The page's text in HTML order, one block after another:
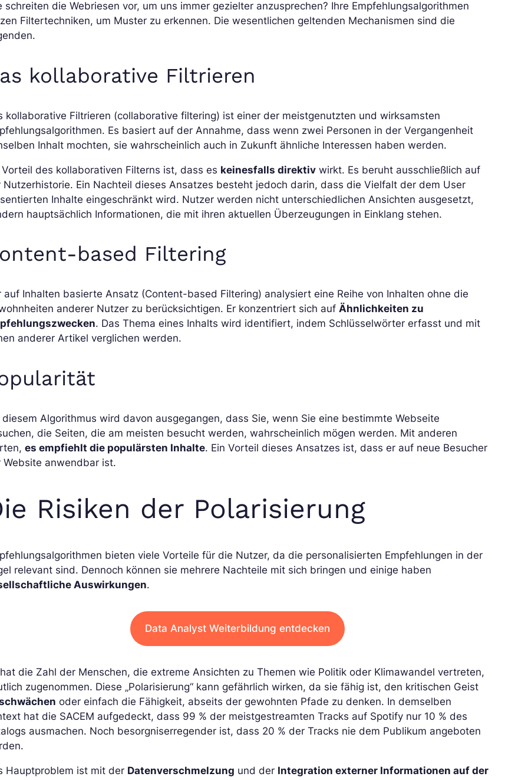
schreiten die Webriesen vor, um uns immer gezielter anzusprechen? Ihre Empfehlungsalgorithmen
Filtertechniken, um Muster zu erkennen. Die wesentlichen geltenden Mechanismen sind die
kollaborative Filtrieren
kollaborative Filtrieren (collaborative filtering) ist einer der meistgenutzten und wirksamsten
Es basiert auf der Annahme, dass wenn zwei Personen in der Vergangenheit
Inhalt mochten, sie wahrscheinlich auch in Zukunft ähnliche Interessen haben werden.
Vorteil des kollaborativen Filterns ist, dass es keinesfalls direktiv wirkt. Es beruht ausschließlich auf
Nutzerhistorie. Ein Nachteil dieses Ansatzes besteht jedoch darin, dass die Vielfalt der dem User
Inhalte eingeschränkt wird. Nutzer werden nicht unterschiedlichen Ansichten ausgesetzt,
hauptsächlich Informationen, die mit ihren aktuellen Überzeugungen in Einklang stehen.
based Filtering
auf Inhalten basierte Ansatz (Content-based Filtering) analysiert eine Reihe von Inhalten ohne die
anderer Nutzer zu berücksichtigen. Er konzentriert sich aufÄhnlichkeiten zu
. Das Thema eines Inhalts wird identifiert, indem Schlüsselwörter erfasst und mit
anderer Artikel verglichen werden.
diesem Algorithmus wird davon ausgegangen, dass Sie, wenn Sie eine bestimmte Webseite
die Seiten, die am meisten besucht werden, wahrscheinlich mögen werden. Mit anderen
es empfiehlt die populärsten Inhalte. Ein Vorteil dieses Ansatzes ist, dass er auf neue Besucher
Website anwendbar ist.
Risiken der Polarisierung
bieten viele Vorteile für die Nutzer, da die personalisierten Empfehlungen in der
relevant sind. Dennoch können sie mehrere Nachteile mit sich bringen und einige haben
Auswirkungen.
Data Analyst Weiterbildung entdecken
die Zahl der Menschen, die extreme Ansichten zu Themen wie Politik oder Klimawandel vertreten,
zugenommen. Diese „Polarisierung“ kann gefährlich wirken, da sie fähig ist, den kritischen Geist
oder einfach die Fähigkeit, abseits der gewohnten Pfade zu denken. In demselben
hat die SACEM aufgedeckt, dass 99 % der meistgestreamten Tracks auf Spotify nur 10 % des
ausmachen. Noch besorgniserregender ist, dass 20 % der Tracks nie dem Publikum angeboten
Hauptproblem ist mit der Datenverschmelzung und der Integration externer Informationen auf der